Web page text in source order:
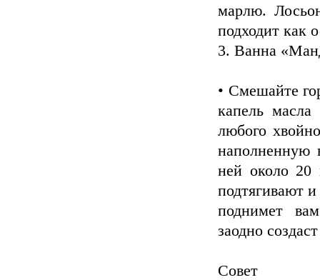
марлю.
подходит как
3. Ванна
• Смешайте
капель
любого
наполненную
ней около 20
подтягивают
поднимет
заодно
Совет